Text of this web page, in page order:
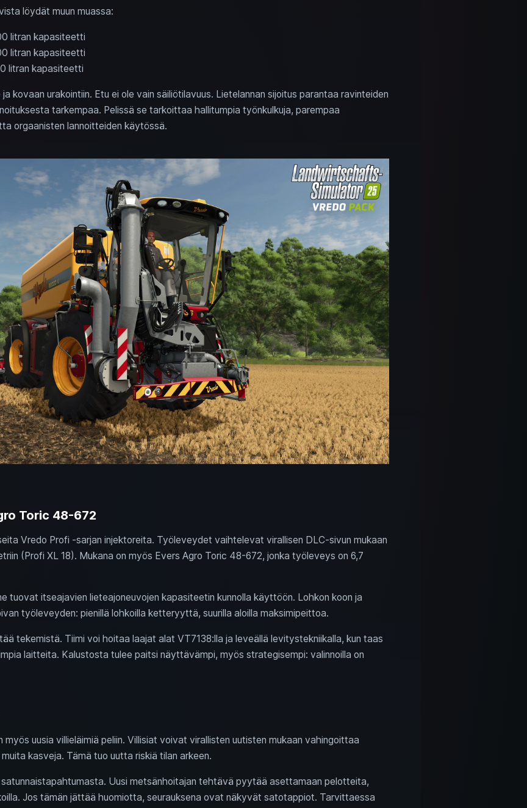
löydät muun muassa:
litran kapasiteetti
litran kapasiteetti
litran kapasiteetti
kovaan urakointiin. Etu ei ole vain säiliötilavuus. Lietelannan sijoitus parantaa ravinteiden
tarkempaa. Pelissä se tarkoittaa hallitumpia työnkulkuja, parempaa
orgaanisten lannoitteiden käytössä.
Toric 48-672
Vredo Profi -sarjan injektoreita. Työleveydet vaihtelevat virallisen DLC-sivun mukaan
(Profi XL 18). Mukana on myös Evers Agro Toric 48-672, jonka työleveys on 6,7
tuovat itseajavien lieteajoneuvojen kapasiteetin kunnolla käyttöön. Lohkon koon ja
työleveyden: pienillä lohkoilla ketteryyttä, suurilla aloilla maksimipeittoa.
tekemistä. Tiimi voi hoitaa laajat alat VT7138:lla ja leveällä levitystekniikalla, kun taas
laitteita. Kalustosta tulee paitsi näyttävämpi, myös strategisempi: valinnoilla on
uusia villieläimiä peliin. Villisiat voivat virallisten uutisten mukaan vahingoittaa
kasveja. Tämä tuo uutta riskiä tilan arkeen.
Uusi metsänhoitajan tehtävä pyytää asettamaan pelotteita,
Jos tämän jättää huomiotta, seurauksena ovat näkyvät satotappiot. Tarvittaessa